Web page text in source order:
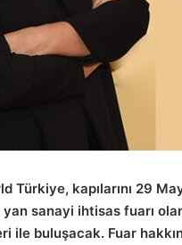
Türkiye, kapılarını 29
sanayi ihtisas fuarı
ile buluşacak. Fuar